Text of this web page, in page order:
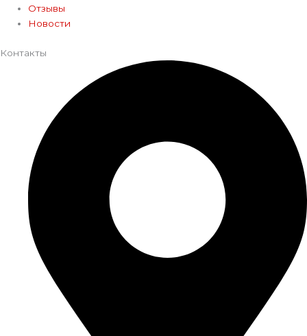
Отзывы
Новости
Контакты